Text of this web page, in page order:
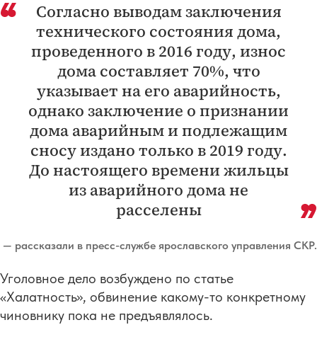
Согласно выводам заключения
технического состояния дома,
проведенного в 2016 году, износ
дома составляет 70%, что
указывает на его аварийность,
однако заключение о признании
дома аварийным и подлежащим
сносу издано только в 2019 году.
До настоящего времени жильцы
из аварийного дома не
расселены
— рассказали в пресс-службе ярославского управления СКР.
Уголовное дело возбуждено по статье
«Халатность», обвинение какому-то конкретному
чиновнику пока не предъявлялось.